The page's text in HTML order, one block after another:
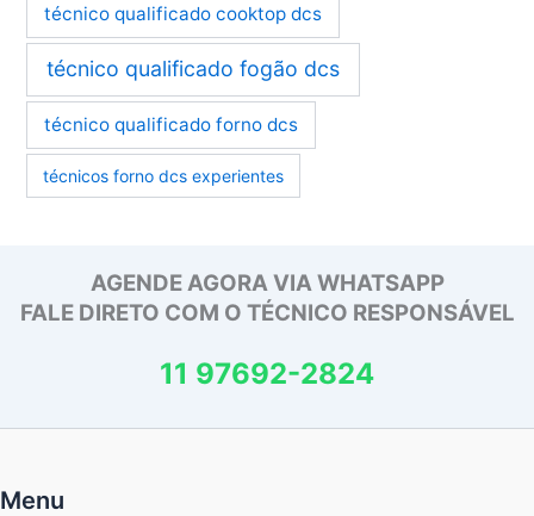
técnico qualificado cooktop dcs
técnico qualificado fogão dcs
técnico qualificado forno dcs
técnicos forno dcs experientes
AGENDE AGORA VIA WHATSAPP
FALE DIRETO COM O TÉCNICO RESPONSÁVEL
11 97692-2824
Menu